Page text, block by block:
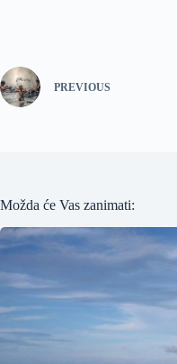
PREVIOUS
Možda će Vas zanimati: